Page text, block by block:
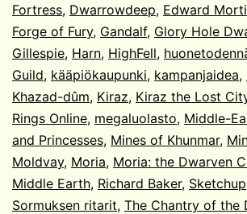
Fortress, Dwarrowdeep, Edward
Forge of Fury, Gandalf, Glory Hole
Gillespie, Harn, HighFell,
Guild, kääpiökaupunki, kampanjaidea,
Khazad-dûm, Kiraz, Kiraz the Lost
Rings Online, megaluolasto, Middle-
and Princesses, Mines of Khunmar,
Moldvay, Moria, Moria: the Dwarven
Middle Earth, Richard Baker, Sketchup
Sormuksen ritarit, The Chantry of the